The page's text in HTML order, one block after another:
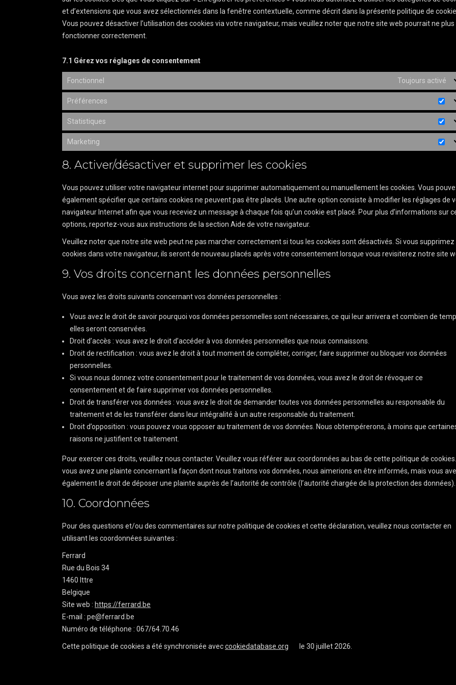
et d’extensions que vous avez sélectionnés dans la fenêtre contextuelle, comme décrit dans la présente politique de
Vous pouvez désactiver l’utilisation des cookies via votre navigateur, mais veuillez noter que notre site web pourrait ne plus
fonctionner correctement.
7.1 Gérez vos réglages de consentement
Fonctionnel Toujours activé
Préférences
Statistiques
Marketing
8. Activer/désactiver et supprimer les cookies
Vous pouvez utiliser votre navigateur internet pour supprimer automatiquement ou manuellement les cookies. Vous
également spécifier que certains cookies ne peuvent pas être placés. Une autre option consiste à modifier les réglages de
navigateur Internet afin que vous receviez un message à chaque fois qu’un cookie est placé. Pour plus d’informations sur
options, reportez-vous aux instructions de la section Aide de votre navigateur.
Veuillez noter que notre site web peut ne pas marcher correctement si tous les cookies sont désactivés. Si vous supprimez
cookies dans votre navigateur, ils seront de nouveau placés après votre consentement lorsque vous revisiterez notre site
9. Vos droits concernant les données personnelles
Vous avez les droits suivants concernant vos données personnelles :
Vous avez le droit de savoir pourquoi vos données personnelles sont nécessaires, ce qui leur arrivera et combien de
elles seront conservées.
Droit d’accès : vous avez le droit d’accéder à vos données personnelles que nous connaissons.
Droit de rectification : vous avez le droit à tout moment de compléter, corriger, faire supprimer ou bloquer vos données
personnelles.
Si vous nous donnez votre consentement pour le traitement de vos données, vous avez le droit de révoquer ce
consentement et de faire supprimer vos données personnelles.
Droit de transférer vos données : vous avez le droit de demander toutes vos données personnelles au responsable du
traitement et de les transférer dans leur intégralité à un autre responsable du traitement.
Droit d’opposition : vous pouvez vous opposer au traitement de vos données. Nous obtempérerons, à moins que
raisons ne justifient ce traitement.
Pour exercer ces droits, veuillez nous contacter. Veuillez vous référer aux coordonnées au bas de cette politique de
vous avez une plainte concernant la façon dont nous traitons vos données, nous aimerions en être informés, mais vous
également le droit de déposer une plainte auprès de l’autorité de contrôle (l’autorité chargée de la protection des données).
10. Coordonnées
Pour des questions et/ou des commentaires sur notre politique de cookies et cette déclaration, veuillez nous contacter en
utilisant les coordonnées suivantes :
Ferrard
Rue du Bois 34
1460 Ittre
Belgique
Site web : https://ferrard.be
E-mail : pe@ferrard.be
Numéro de téléphone : 067/64.70.46
Cette politique de cookies a été synchronisée aveccookiedatabase.org le 30 juillet 2026.